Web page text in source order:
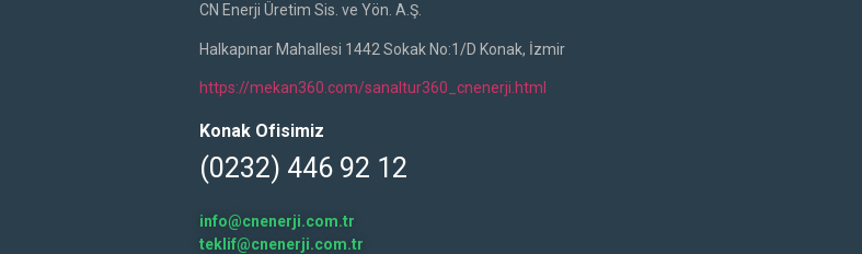
CN Enerji Üretim Sis. ve Yön. A.Ş.
Halkapınar Mahallesi 1442 Sokak No:1/D Konak, İzmir
https://mekan360.com/sanaltur360_cnenerji.html
Konak Ofisimiz
(0232) 446 92 12
info@cnenerji.com.tr
teklif@cnenerji.com.tr